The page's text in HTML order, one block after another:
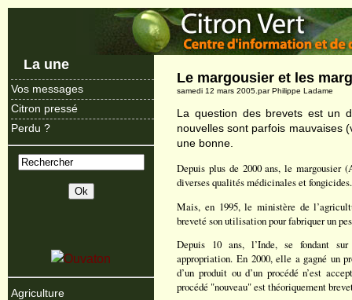
La une
Vos messages
Citron pressé
Perdu ?
Agriculture
Le margousier et les
samedi 12 mars 2005.par Philippe Ladame
La question des brevets est un
nouvelles sont parfois mauvaises
une bonne.
Depuis plus de 2000 ans, le margousier
diverses qualités médicinales et fongicides.
Mais, en 1995, le ministère de
breveté son utilisation pour fabriquer un
Depuis 10 ans, l’Inde, se fondant
appropriation. En 2000, elle a gagné un
d’un produit ou d’un procédé n’est
procédé "nouveau" est théoriquement